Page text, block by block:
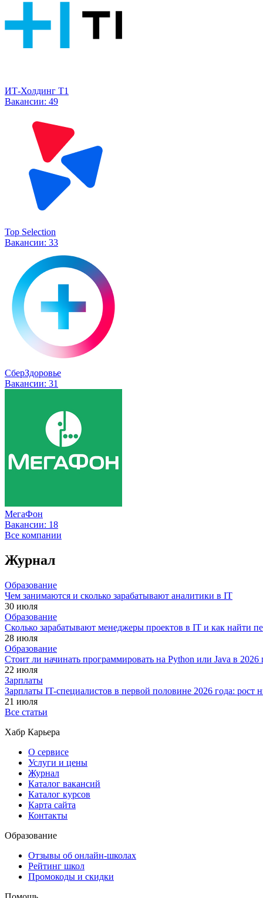
ИТ-Холдинг Т1
Вакансии: 49
Top Selection
Вакансии: 33
СберЗдоровье
Вакансии: 31
МегаФон
Вакансии: 18
Все компании
Журнал
Образование
Чем занимаются и сколько зарабатывают аналитики в IT
30 июля
Образование
Сколько зарабатывают менеджеры проектов в IT и как найти
28 июля
Образование
Стоит ли начинать программировать на Python или Java в
22 июля
Зарплаты
Зарплаты IT-специалистов в первой половине 2026 года: рост
21 июля
Все статьи
Хабр Карьера
О сервисе
Услуги и цены
Журнал
Каталог вакансий
Каталог курсов
Карта сайта
Контакты
Образование
Отзывы об онлайн-школах
Рейтинг школ
Промокоды и скидки